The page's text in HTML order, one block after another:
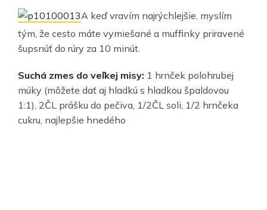
A keď vravím najrýchlejšie, myslím
tým, že cesto máte vymiešané a muffinky priravené
šupsnúť do rúry za 10 minút.
Suchá zmes do veľkej misy: 1 hrnček polohrubej
múky (môžete dať aj hladkú s hladkou špaldovou
1:1), 2ČL prášku do pečiva, 1/2ČL soli, 1/2 hrnčeka
cukru, najlepšie hnedého